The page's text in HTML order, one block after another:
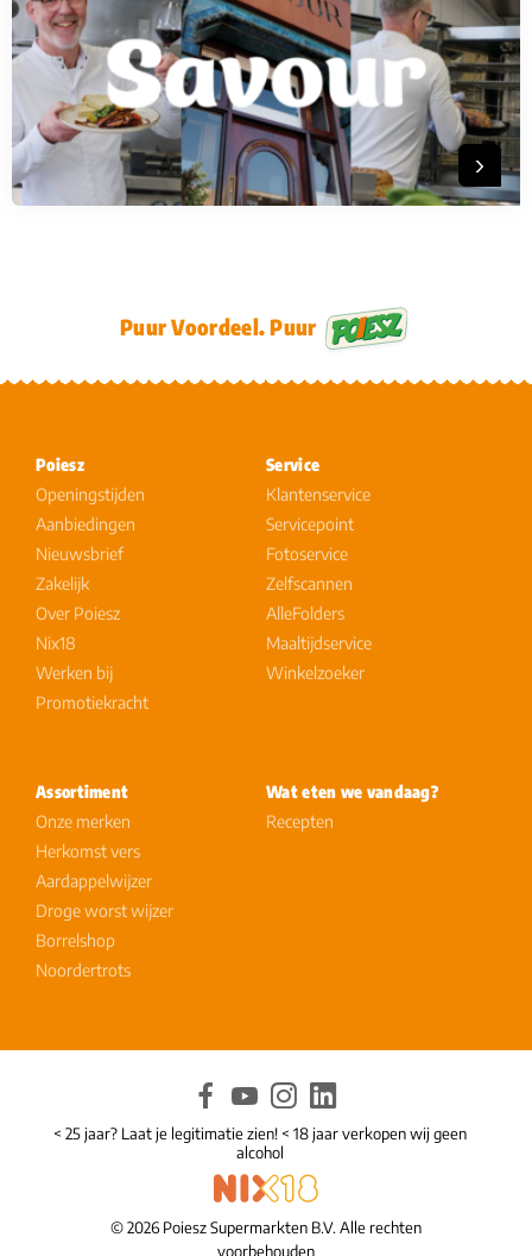
Puur Voordeel. Puur
Poiesz
Openingstijden
Aanbiedingen
Nieuwsbrief
Zakelijk
Over Poiesz
Nix18
Werken bij
Promotiekracht
Service
Klantenservice
Servicepoint
Fotoservice
Zelfscannen
AlleFolders
Maaltijdservice
Winkelzoeker
Assortiment
Onze merken
Herkomst vers
Aardappelwijzer
Droge worst wijzer
Borrelshop
Noordertrots
Wat eten we vandaag?
Recepten
< 25 jaar? Laat je legitimatie zien! < 18 jaar verkopen wij geen
alcohol
© 2026 Poiesz Supermarkten B.V. Alle rechten
voorbehouden